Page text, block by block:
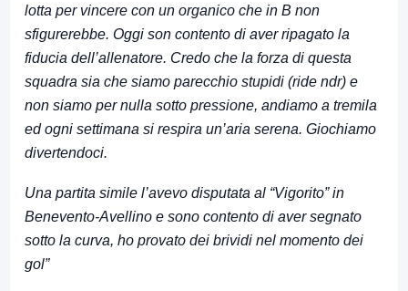
lotta per vincere con un organico che in B non
sfigurerebbe. Oggi son contento di aver ripagato la
fiducia dell’allenatore. Credo che la forza di questa
squadra sia che siamo parecchio stupidi (ride ndr) e
non siamo per nulla sotto pressione, andiamo a tremila
ed ogni settimana si respira un’aria serena. Giochiamo
divertendoci.
Una partita simile l’avevo disputata al “Vigorito” in
Benevento-Avellino e sono contento di aver segnato
sotto la curva, ho provato dei brividi nel momento dei
gol”